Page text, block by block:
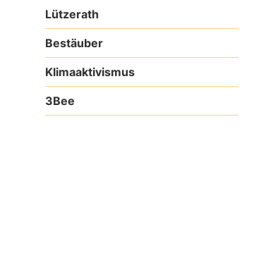
Lützerath
Bestäuber
Klimaaktivismus
3Bee